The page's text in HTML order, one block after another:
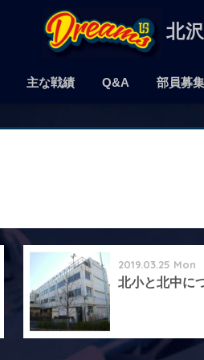
北
主な戦績 Q&A 部員募集
2019.03.25 Mon
北小と北中に